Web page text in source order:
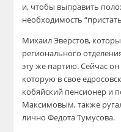
и, чтобы выправить
необходимость “пристать
Михаил Эверстов,
регионального
эту же партию. Сейчас
которую в свое
кобяйский пенсионер и
Максимовым, также
лично Федота Тумусова.